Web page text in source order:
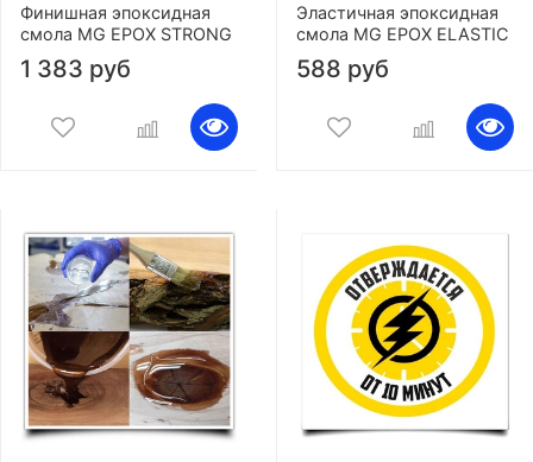
Финишная эпоксидная
смола MG EPOX STRONG
1 383 руб
Эластичная эпоксидная
смола MG EPOX ELASTIC
588 руб